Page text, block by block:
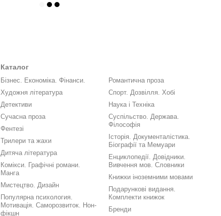
Каталог
Бізнес. Економіка. Фінанси.
Художня література
Детективи
Сучасна проза
Фентезі
Трилери та жахи
Дитяча література
Комікси. Графічні романи.
Манга
Мистецтво. Дизайн
Популярна психология.
Мотивація. Саморозвиток. Нон-
фікшн
Романтична проза
Спорт. Дозвілля. Хобі
Наука і Техніка
Суспільство. Держава.
Філософія
Історія. Документалістика.
Біографії та Мемуари
Енциклопедії. Довідники.
Вивчення мов. Словники
Книжки іноземними мовами
Подарункові видання.
Комплекти книжок
Бренди